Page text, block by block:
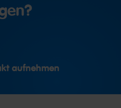
aufnehmen